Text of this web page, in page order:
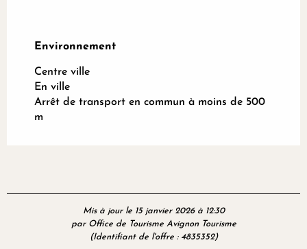
Environnement
Environnement
Centre ville
En ville
Arrêt de transport en commun à moins de 500
m
Mis à jour le 15 janvier 2026 à 12:30
par Office de Tourisme Avignon Tourisme
(Identifiant de l'offre : 4835352)